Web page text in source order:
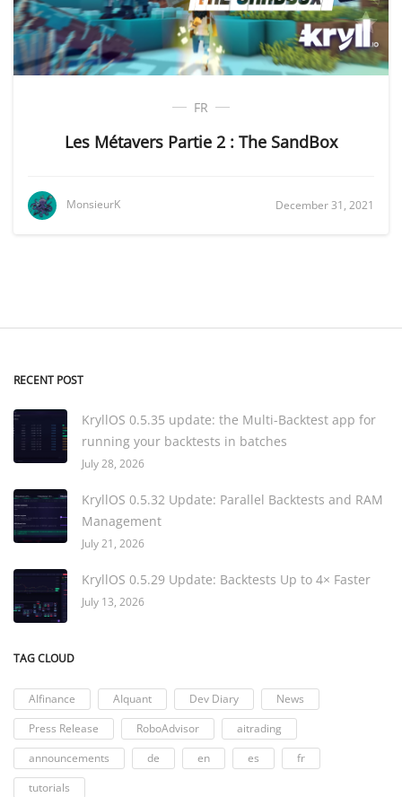
FR
Les Métavers Partie 2 : The SandBox
MonsieurK December 31, 2021
RECENT POST
KryllOS 0.5.35 update: the Multi-Backtest app for
running your backtests in batches
July 28, 2026
KryllOS 0.5.32 Update: Parallel Backtests and RAM
Management
July 21, 2026
KryllOS 0.5.29 Update: Backtests Up to 4× Faster
July 13, 2026
TAG CLOUD
AIfinance AIquant Dev Diary
News
Press Release
RoboAdvisor
aitrading
announcements
de en es
fr
tutorials